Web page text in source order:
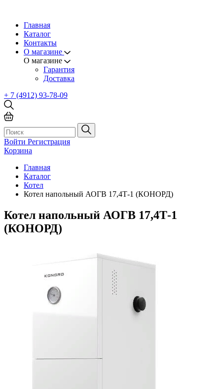
Главная
Каталог
Контакты
О магазине
О магазине
Гарантия
Доставка
+ 7 (4912) 93-78-09
Войти Регистрация
Корзина
Главная
Каталог
Котел
Котел напольный АОГВ 17,4Т-1 (КОНОРД)
Котел напольный АОГВ 17,4Т-1
(КОНОРД)